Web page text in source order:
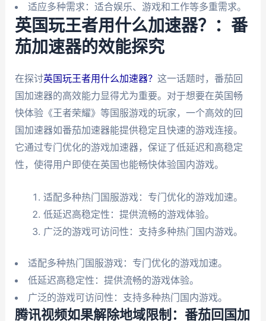
适应多种需求：适合娱乐、游戏和工作等多重需求。
英国玩王者用什么加速器？：番
茄加速器的效能探究
在探讨英国玩王者用什么加速器？ 这一话题时，番茄回
国加速器的高效能力显得尤为重要。对于想要在英国畅
快体验《王者荣耀》等国服游戏的玩家，一个高效的回
国加速器如番茄加速器能提供稳定且快速的游戏连接。
它通过专门优化的游戏加速器，保证了低延迟和高稳定
性，使得用户即使在英国也能畅快体验国内游戏。
适配多种热门国服游戏：专门优化的游戏加速。
低延迟高稳定性：提供流畅的游戏体验。
广泛的游戏可访问性：支持多种热门国内游戏。
适配多种热门国服游戏：专门优化的游戏加速。
低延迟高稳定性：提供流畅的游戏体验。
广泛的游戏可访问性：支持多种热门国内游戏。
腾讯视频如果解除地域限制：番茄回国加